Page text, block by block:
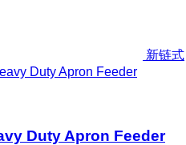
新链式
Duty Apron Feeder
Duty Apron Feeder